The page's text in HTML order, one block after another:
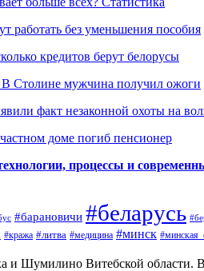
работать без уменьшения пособия
кредитов берут белорусы
Столине мужчина получил ожоги
факт незаконной охоты на
доме погиб пенсионер
процессы и
#барановичи #беларусь
#кража #литва #медицина #минск
и Шумилино Витебской области.